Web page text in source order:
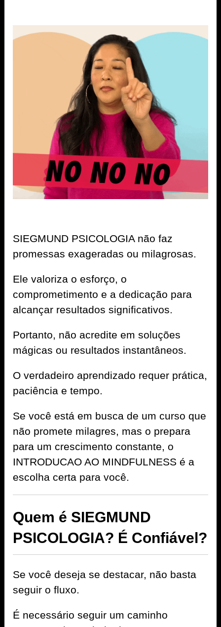
SIEGMUND PSICOLOGIA não faz
promessas exageradas ou milagrosas.
Ele valoriza o esforço, o
comprometimento e a dedicação para
alcançar resultados significativos.
Portanto, não acredite em soluções
mágicas ou resultados instantâneos.
O verdadeiro aprendizado requer prática,
paciência e tempo.
Se você está em busca de um curso que
não promete milagres, mas o prepara
para um crescimento constante, o
INTRODUCAO AO MINDFULNESS é a
escolha certa para você.
Quem é SIEGMUND
PSICOLOGIA? É Confiável?
Se você deseja se destacar, não basta
seguir o fluxo.
É necessário seguir um caminho